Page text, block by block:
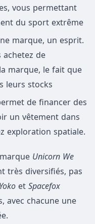
vous permettant
du sport extrême
marque, un esprit.
achetez de
marque, le fait que
leurs stocks
de financer des
un vêtement dans
exploration spatiale.
Unicorn We
très diversifiés, pas
Yoko et Spacefox
avec chacune une